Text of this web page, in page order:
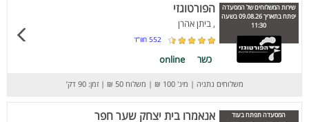
שירות המשלוחים של המסעדה
יפתח בתאריך 09.08.26 בשעה
11:30
הפורטוגזי
, ביתן אהרן
552 חוו”ד
כשר online
משלוחים נתניה | מינ' 100 ₪ | משלוח 50 ₪ | זמן: 90 דק’
המסעדה תפתח בעוד אנאמרו בית יצחק שער חפר